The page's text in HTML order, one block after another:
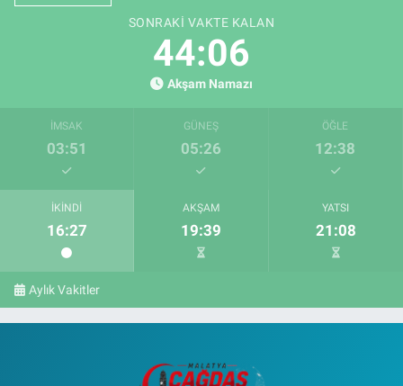
SONRAKI VAKTE KALAN
44:04
Akşam Namazı
İMSAK
03:51
GÜNEŞ
05:26
ÖĞLE
12:38
İKINDI
16:27
AKŞAM
19:39
YATSI
21:08
Aylık Vakitler